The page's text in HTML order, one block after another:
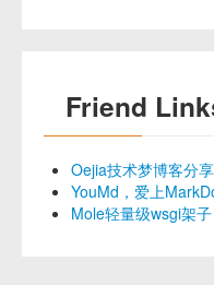
Friend
Oejia技术梦博客分享
YouMd，爱上
Mole轻量级wsgi架子